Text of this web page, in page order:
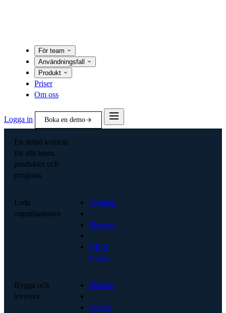
För team
Användningsfall
Produkt
Priser
Om oss
Logga in Boka en demo
En delad kontext
för alla team,
produkter och
program.
Leda
organisationen
Ledning
·
Ekonomi
·
HR &
Kultur
Bygga och
leverera
Produkt
·
Teknik